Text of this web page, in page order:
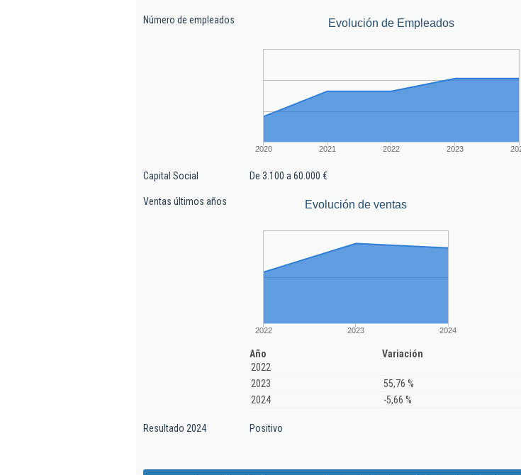
Número de empleados Evolución de Empleados
2020 2021 2022 2023
Capital Social De 3.100 a 60.000 €
Ventas últimos años Evolución de ventas
2022 2023 2024
Año
Variación
2022
2023
55,76 %
2024
-5,66 %
Resultado 2024 Positivo